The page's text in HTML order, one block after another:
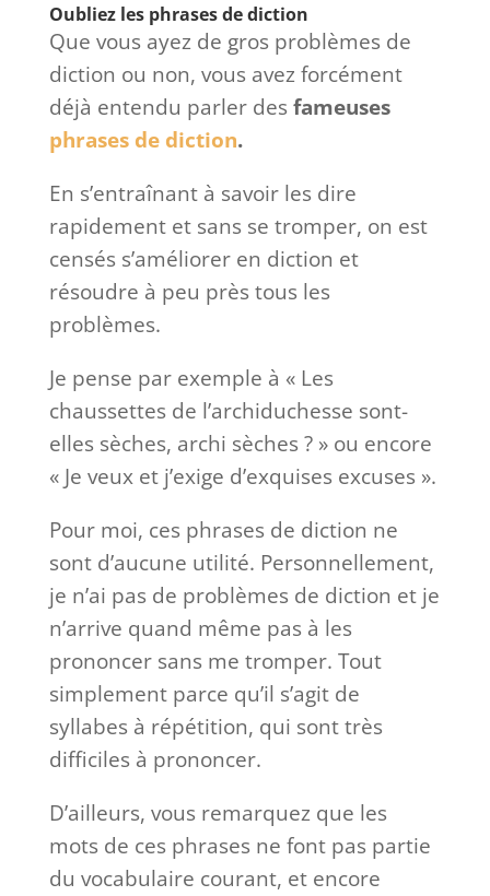
Oubliez les phrases de diction
Que vous ayez de gros problèmes de
diction ou non, vous avez forcément
déjà entendu parler desfameuses
phrases de diction.
En s’entraînant à savoir les dire
rapidement et sans se tromper, on est
censés s’améliorer en diction et
résoudre à peu près tous les
problèmes.
Je pense par exemple à « Les
chaussettes de l’archiduchesse sont-
elles sèches, archi sèches ? » ou encore
« Je veux et j’exige d’exquises excuses ».
Pour moi, ces phrases de diction ne
sont d’aucune utilité. Personnellement,
je n’ai pas de problèmes de diction et je
n’arrive quand même pas à les
prononcer sans me tromper. Tout
simplement parce qu’il s’agit de
syllabes à répétition, qui sont très
difficiles à prononcer.
D’ailleurs, vous remarquez que les
mots de ces phrases ne font pas partie
du vocabulaire courant, et encore